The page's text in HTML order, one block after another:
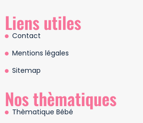
Liens utiles
Contact
Mentions légales
Sitemap
Nos thèmatiques
Thèmatique Bébé